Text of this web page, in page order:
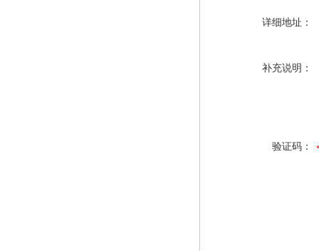
详细地址：
补充说明：
验证码：